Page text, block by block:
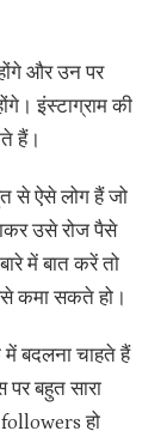
और उन पर
इंस्टाग्राम की
हैं।
से ऐसे लोग हैं जो
उसे रोज पैसे
में बात करें तो
कमा सकते हो।
बदलना चाहते हैं
बहुत सारा
हो